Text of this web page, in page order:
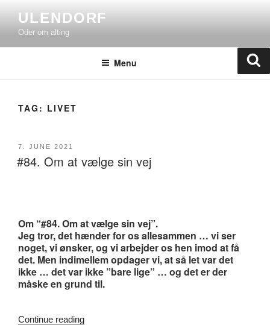
content
ULENDORF
Oder om alting
Menu
TAG: LIVET
POSTED
ON
7. JUNE 2021
#84. Om at vælge sin vej
Om “#84. Om at vælge sin vej”.
Jeg tror, det hænder for os allesammen … vi ser
noget, vi ønsker, og vi arbejder os hen imod at få
det. Men indimellem opdager vi, at så let var det
ikke … det var ikke ”bare lige” … og det er der
måske en grund til.
Continue reading“#84.